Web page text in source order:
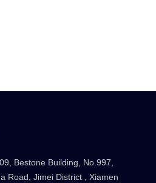
Bestone Building, No.997,
Road, Jimei District , Xiamen